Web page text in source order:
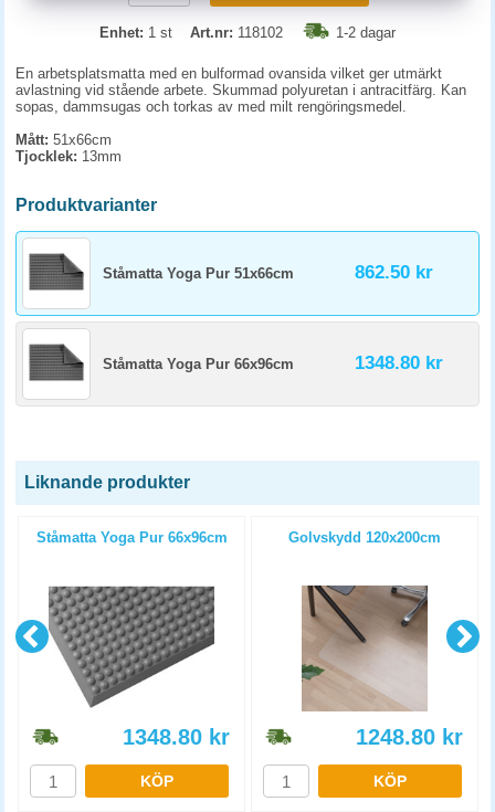
Enhet: 1 st Art.nr: 118102 1-2 dagar
En arbetsplatsmatta med en bulformad ovansida vilket ger utmärkt
avlastning vid stående arbete. Skummad polyuretan i antracitfärg. Kan
sopas, dammsugas och torkas av med milt rengöringsmedel.
Mått: 51x66cm
Tjocklek: 13mm
Produktvarianter
Ståmatta Yoga Pur 51x66cm 862.50 kr
Ståmatta Yoga Pur 66x96cm 1348.80 kr
Liknande produkter
Ståmatta Yoga Pur 66x96cm
1348.80 kr
KÖP
Golvskydd 120x200cm
1248.80 kr
KÖP